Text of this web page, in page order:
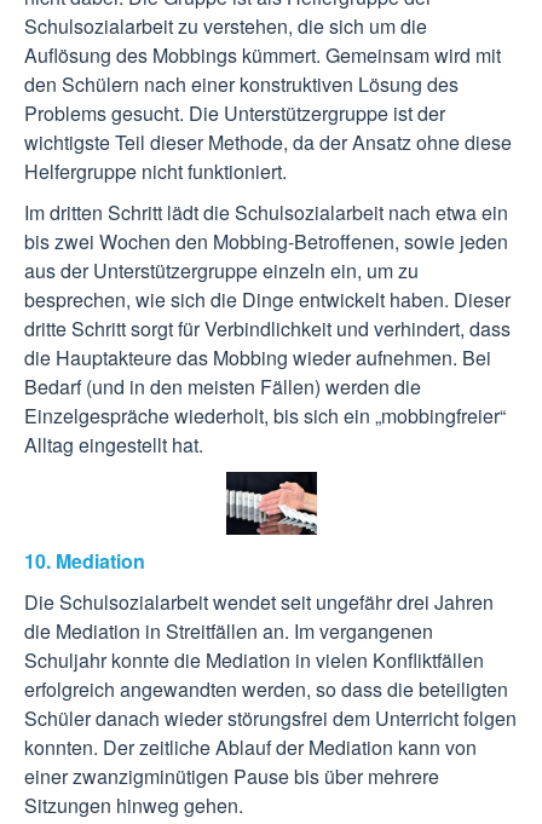
Schulsozialarbeit zu verstehen, die sich um die
Auflösung des Mobbings kümmert. Gemeinsam wird mit
den Schülern nach einer konstruktiven Lösung des
Problems gesucht. Die Unterstützergruppe ist der
wichtigste Teil dieser Methode, da der Ansatz ohne diese
Helfergruppe nicht funktioniert.
Im dritten Schritt lädt die Schulsozialarbeit nach etwa ein
bis zwei Wochen den Mobbing-Betroffenen, sowie jeden
aus der Unterstützergruppe einzeln ein, um zu
besprechen, wie sich die Dinge entwickelt haben. Dieser
dritte Schritt sorgt für Verbindlichkeit und verhindert, dass
die Hauptakteure das Mobbing wieder aufnehmen. Bei
Bedarf (und in den meisten Fällen) werden die
Einzelgespräche wiederholt, bis sich ein „mobbingfreier“
Alltag eingestellt hat.
10. Mediation
Die Schulsozialarbeit wendet seit ungefähr drei Jahren
die Mediation in Streitfällen an. Im vergangenen
Schuljahr konnte die Mediation in vielen Konfliktfällen
erfolgreich angewandten werden, so dass die beteiligten
Schüler danach wieder störungsfrei dem Unterricht folgen
konnten. Der zeitliche Ablauf der Mediation kann von
einer zwanzigminütigen Pause bis über mehrere
Sitzungen hinweg gehen.